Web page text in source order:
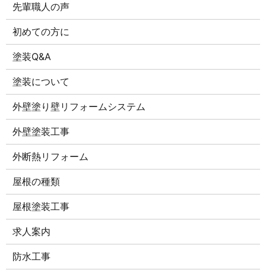
先輩職人の声
初めての方に
塗装Q&A
塗装について
外壁塗り壁リフォームシステム
外壁塗装工事
外断熱リフォーム
屋根の種類
屋根塗装工事
求人案内
防水工事